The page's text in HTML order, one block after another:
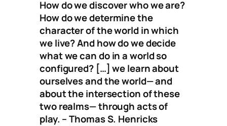
How do we discover who we are?
How do we determine the
character of the world in which
we live? And how do we decide
what we can do in a world so
configured? […] we learn about
ourselves and the world— and
about the intersection of these
two realms— through acts of
play. – Thomas S. Henricks